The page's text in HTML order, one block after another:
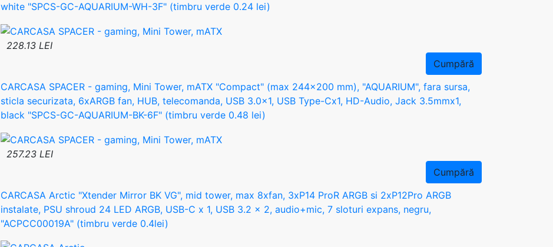
white "SPCS-GC-AQUARIUM-WH-3F" (timbru verde 0.24 lei)
228.13 LEI
Cumpără
CARCASA SPACER - gaming, Mini Tower, mATX "Compact" (max 244x200 mm), "AQUARIUM", fara sursa,
sticla securizata, 6xARGB fan, HUB, telecomanda, USB 3.0x1, USB Type-Cx1, HD-Audio, Jack 3.5mmx1,
black "SPCS-GC-AQUARIUM-BK-6F" (timbru verde 0.48 lei)
257.23 LEI
Cumpără
CARCASA Arctic "Xtender Mirror BK VG", mid tower, max 8xfan, 3xP14 ProR ARGB si 2xP12Pro ARGB
instalate, PSU shroud 24 LED ARGB, USB-C x 1, USB 3.2 x 2, audio+mic, 7 sloturi expans, negru,
"ACPCC00019A" (timbru verde 0.4lei)